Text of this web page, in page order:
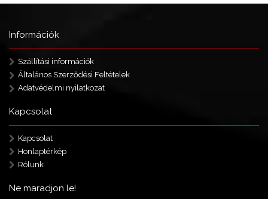
Információk
Szállítási információk
Általános Szerződési Feltételek
Adatvédelmi nyilatkozat
Kapcsolat
Kapcsolat
Honlaptérkép
Rólunk
Ne maradjon le!